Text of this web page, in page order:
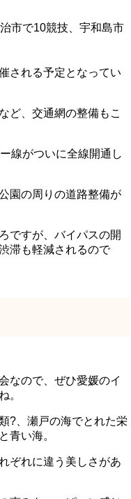
市で10競技、宇和島市
される予定となってい
ど、交通網の整備もこ
線がついに全線開通し
園の周りの道路整備が
ですが、バイパスの開
滞も軽減されるので
なので、ぜひ愛媛のイ
。
?、瀬戸の海でとれた栄
青い海。
ぞれに違う美しさがあ